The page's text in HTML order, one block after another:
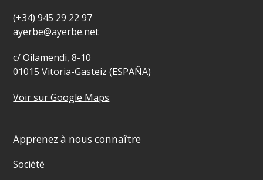
(+34) 945 29 22 97
ayerbe@ayerbe.net
c/ Oilamendi, 8-10
01015 Vitoria-Gasteiz (ESPAÑA)
Voir sur Google Maps
Apprenez à nous connaître
Société